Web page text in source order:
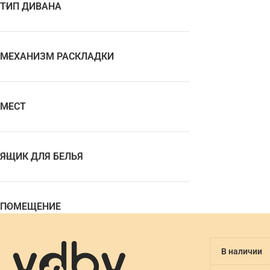
ТИП ДИВАНА
МЕХАНИЗМ РАСКЛАДКИ
МЕСТ
ЯЩИК ДЛЯ БЕЛЬЯ
ПОМЕЩЕНИЕ
В наличии